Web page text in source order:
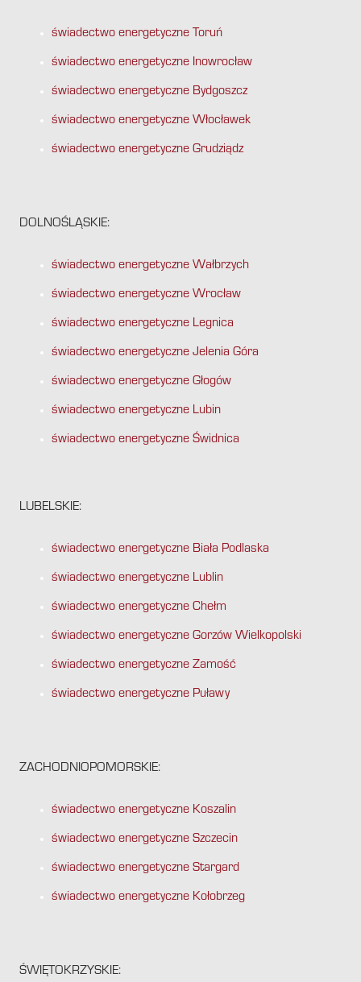
świadectwo energetyczne Toruń
świadectwo energetyczne Inowrocław
świadectwo energetyczne Bydgoszcz
świadectwo energetyczne Włocławek
świadectwo energetyczne Grudziądz
DOLNOŚLĄSKIE:
świadectwo energetyczne Wałbrzych
świadectwo energetyczne Wrocław
świadectwo energetyczne Legnica
świadectwo energetyczne Jelenia Góra
świadectwo energetyczne Głogów
świadectwo energetyczne Lubin
świadectwo energetyczne Świdnica
LUBELSKIE:
świadectwo energetyczne Biała Podlaska
świadectwo energetyczne Lublin
świadectwo energetyczne Chełm
świadectwo energetyczne Gorzów Wielkopolski
świadectwo energetyczne Zamość
świadectwo energetyczne Puławy
ZACHODNIOPOMORSKIE:
świadectwo energetyczne Koszalin
świadectwo energetyczne Szczecin
świadectwo energetyczne Stargard
świadectwo energetyczne Kołobrzeg
ŚWIĘTOKRZYSKIE: